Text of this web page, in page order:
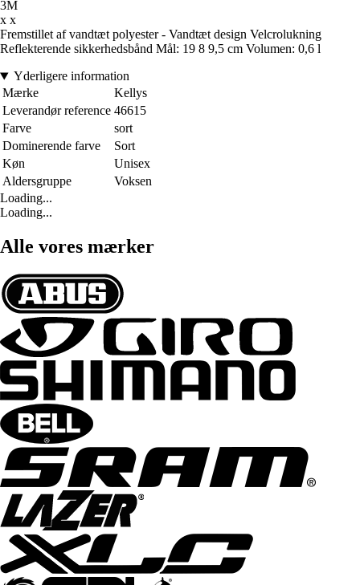
3M
x x
Fremstillet af vandtæt polyester - Vandtæt design Velcrolukning
Reflekterende sikkerhedsbånd Mål: 19 8 9,5 cm Volumen: 0,6 l
Yderligere information
Mærke
Kellys
Leverandør reference 46615
Farve
sort
Dominerende farve
Sort
Køn
Unisex
Aldersgruppe
Voksen
Loading...
Loading...
Alle vores mærker